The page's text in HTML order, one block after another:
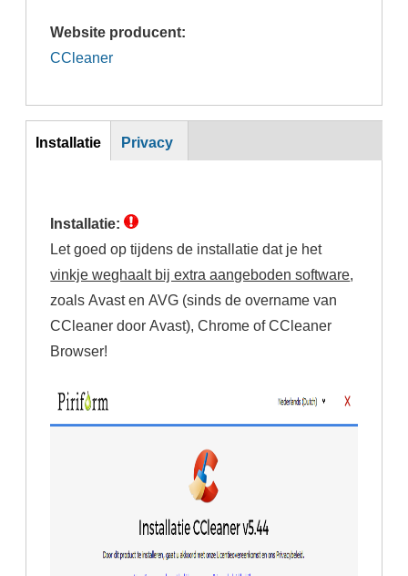
Website producent:
CCleaner
Inst
Installatie
Privacy
Installatie:
Let goed op tijdens de installatie dat je het
vinkje weghaalt bij extra aangeboden software
zoals Avast en AVG (sinds de overname van
CCleaner door Avast), Chrome of CCleaner
Browser!